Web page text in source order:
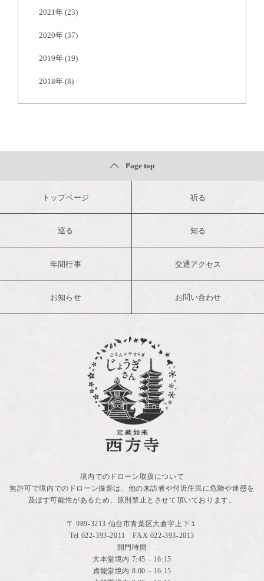
2021年 (23)
2020年 (37)
2019年 (19)
2018年 (8)
Page top
トップページ 祈る
巡る 知る
年間行事 交通アクセス
お知らせ お問い合わせ
境内でのドローン取扱について
無許可で境内でのドローン撮影は、他の来訪者や付近住民に危険や迷惑を
及ぼす可能性があるため、原則禁止とさせて頂いております。
〒 989-3213 仙台市青葉区大倉字上下１
Tel 022-393-2011
FAX 022-393-2013
開門時間
大本堂境内 7:45 – 16:15
貞能堂境内 8:00 – 16:15